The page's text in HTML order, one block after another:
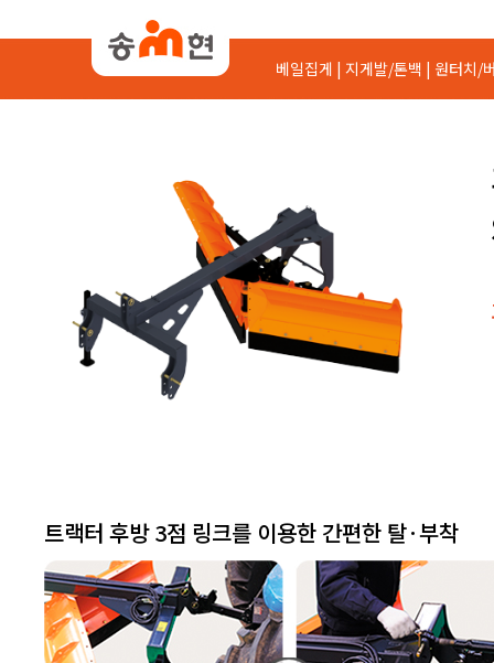
베일집게 | 지게발/톤백 | 원터치/
트랙터 후방 3점 링크를 이용한 간편한 탈·부착